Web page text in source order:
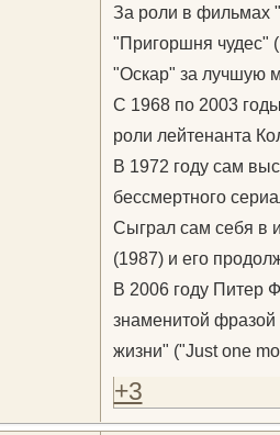
За роли в фильмах
"Пригоршня чудес"
"Оскар" за лучшую
С 1968 по 2003
роли лейтенанта
В 1972 году сам
бессмертного
Сыграл сам себя в
(1987) и его
В 2006 году Питер
знаменитой
жизни" ("Just one
+3